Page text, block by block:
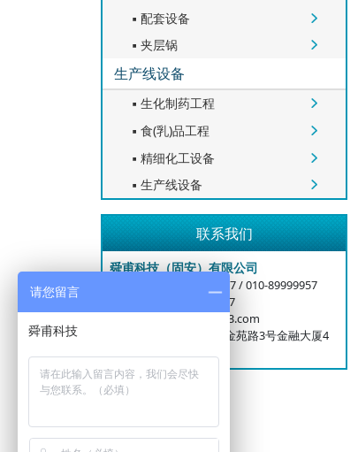
 配套设备 
 夹层锅 
生产线设备
 生化制药工程 
 食(乳)品工程 
 精细化工设备 
 生产线设备 
联系我们
舜甫科技（固安）有限公司
公司电话：400-6006-917 / 010-89999957
业务手机：15699996727
邮箱：bjshunfood@163.com
总部地址：北京大兴区金苑路3号金融大厦4
请您留言